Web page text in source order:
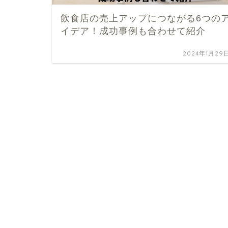
飲食店の売上アップにつながる6つの
イデア！成功事例も合わせて紹介
2024年1月29